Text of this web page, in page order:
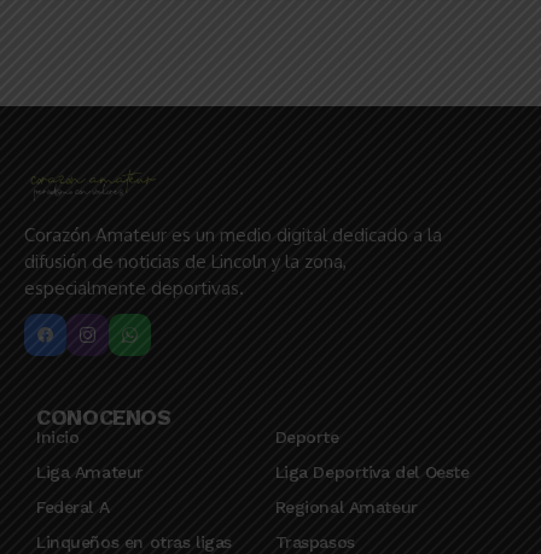
Corazón Amateur es un medio digital dedicado a la
difusión de noticias de Lincoln y la zona,
especialmente deportivas.
CONOCENOS
Inicio
Deporte
Liga Amateur
Liga Deportiva del Oeste
Federal A
Regional Amateur
Linqueños en otras ligas
Traspasos